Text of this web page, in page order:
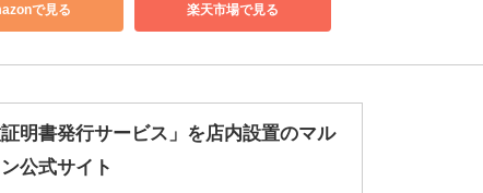
で見る 楽天市場で見る
明書発行サービス」を店内設置のマル
公式サイト